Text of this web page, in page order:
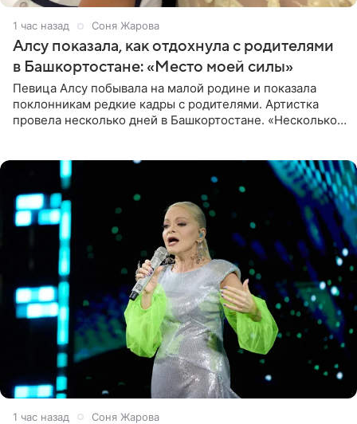
1 час назад Соня Жарова
Алсу показала, как отдохнула с родителями
в Башкортостане: «Место моей силы»
Певица Алсу побывала на малой родине и показала
поклонникам редкие кадры с родителями. Артистка
провела несколько дней в Башкортостане. «Несколько
1 час назад Соня Жарова